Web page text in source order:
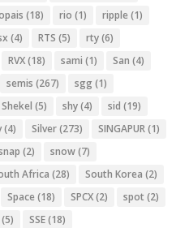
(18) rio (1) ripple (1)
(4) RTS (5) rty(6)
RVX(18) sami (1) San (4)
semis (267) sgg (1)
Shekel (5) shy(4) sid (19)
(4) Silver(273) SINGAPUR(1)
(2) snow(7)
Africa (28) South Korea (2)
Space (18) SPCX(2) spot (2)
(5) SSE(18)